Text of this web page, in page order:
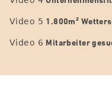
Video 5 1.800m²
Video 6 Mitarbeiter